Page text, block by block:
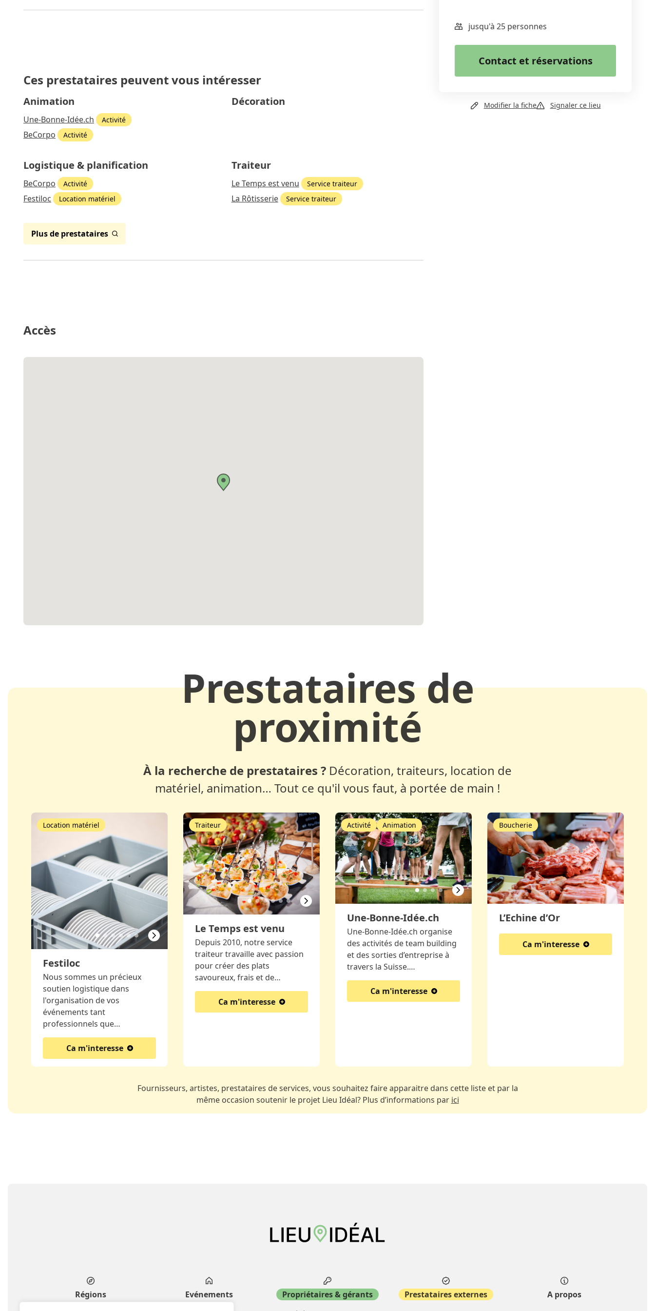
Ces prestataires peuvent vous intéresser
Animation
Une-Bonne-Idée.ch Activité
BeCorpo Activité
Décoration
Logistique & planification
BeCorpo Activité
Festiloc Location matériel
Traiteur
Le Temps est venu Service traiteur
La Rôtisserie Service traiteur
Plus de prestataires
Accès
WhatsApp
Email
Copier le lien
jusqu'à 25 personnes
Contact et réservations
Email
Modifier la fiche Signaler ce lieu
Prestataires de
proximité
À la recherche de prestataires ? Décoration, traiteurs, location de
matériel, animation… Tout ce qu'il vous faut, à portée de main !
Festiloc
Location matériel
Nous sommes un précieux
soutien logistique dans
l'organisation de vos
événements tant
professionnels que…
Ca m'interesse
Le Temps est venu
Traiteur
Depuis 2010, notre service
traiteur travaille avec passion
pour créer des plats
savoureux, frais et de…
Ca m'interesse
Une-Bonne-Idée.ch
Activité Animation
Une-Bonne-Idée.ch organise
des activités de team building
et des sorties d’entreprise à
travers la Suisse.…
Ca m'interesse
L’Echine d’Or
Boucherie
Ca m'interesse
Fournisseurs, artistes, prestataires de services, vous souhaitez faire apparaitre dans cette liste et par la
même occasion soutenir le projet Lieu Idéal? Plus d’informations par ici
Régions
Evénements
Propriétaires & gérants
Prestataires externes
A propos